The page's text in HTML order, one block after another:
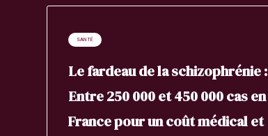
SANTÉ
Le fardeau de la schizophrénie :
Entre 250 000 et 450 000 cas en
France pour un coût médical et